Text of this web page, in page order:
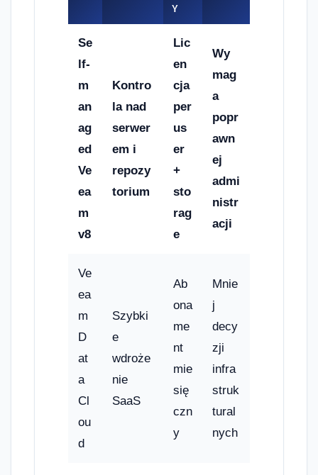
Y
Se
lf-
m
an
ag
ed
Ve
ea
m
v8
Kontro
la nad
serwer
em i
repozy
torium
Lic
en
cja
per
us
er
+
sto
rag
e
Wy
mag
a
popr
awn
ej
admi
nistr
acji
Ve
ea
m
D
at
a
Cl
ou
d
Szybki
e
wdroże
nie
SaaS
Ab
ona
me
nt
mie
się
czn
y
Mnie
j
decy
zji
infra
struk
tural
nych